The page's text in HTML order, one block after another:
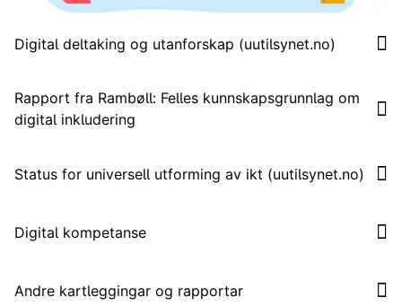
Digital deltaking og utanforskap (uutilsynet.no)
Rapport fra Rambøll: Felles kunnskapsgrunnlag om
digital inkludering
Status for universell utforming av ikt (uutilsynet.no)
Digital kompetanse
Andre kartleggingar og rapportar